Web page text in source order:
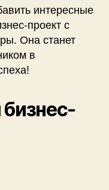
интересные
проект с
Она станет
в